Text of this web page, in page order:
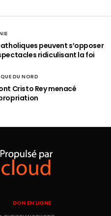
peuvent s’opposer
ridiculisant la foi
DU NORD
Cristo Rey menacé
DON EN LIGNE